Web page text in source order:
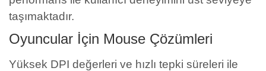
taşımaktadır.
Oyuncular İçin Mouse Çözümleri
Yüksek DPI değerleri ve hızlı tepki süreleri ile